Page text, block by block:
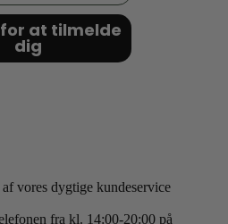
at tilmelde
dig
vores dygtige kundeservice
fra kl. 14:00-20:00 på